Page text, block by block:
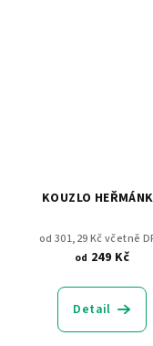
KOUZLO
od 301,29 Kč včetně
od 249 Kč
Detail